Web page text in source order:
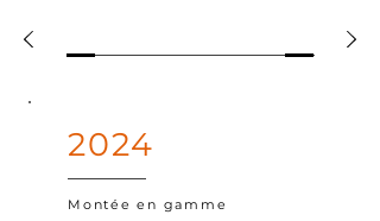
2024
Montée en gamme